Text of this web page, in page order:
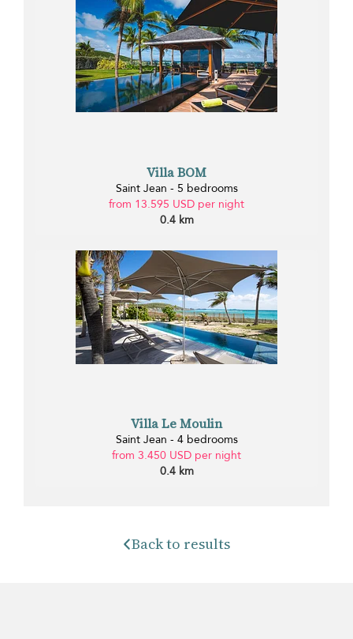
Villa BOM
Saint Jean - 5 bedrooms
from 13.595 USD per night
0.4 km
Villa Le Moulin
Saint Jean - 4 bedrooms
from 3.450 USD per night
0.4 km
Back to results